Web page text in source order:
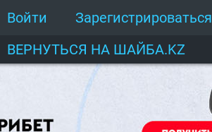
Войти
Зарегистрироваться
ВЕРНУТЬСЯ НА ШАЙБА.KZ